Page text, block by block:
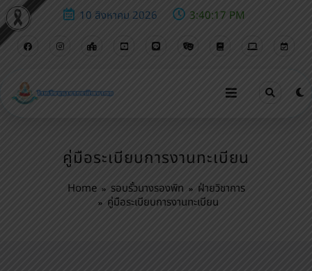
10 สิงหาคม 2026 3:40:18 PM
คู่มือระเบียบการงานทะเบียน
Home รอบรั้วนางรองพิท
ฝ่ายวิชาการ
คู่มือระเบียบการงานทะเบียน